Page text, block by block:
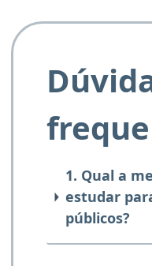
1. Qual a
estudar
públicos?